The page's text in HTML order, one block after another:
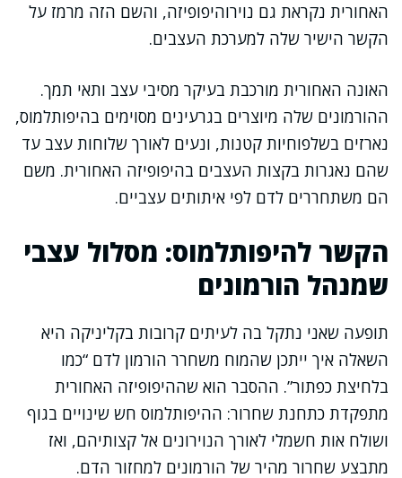
האחורית נקראת גם נוירוהיפופיזה, והשם הזה מרמז על
הקשר הישיר שלה למערכת העצבים.
האונה האחורית מורכבת בעיקר מסיבי עצב ותאי תמך.
ההורמונים שלה מיוצרים בגרעינים מסוימים בהיפותלמוס,
נארזים בשלפוחיות קטנות, ונעים לאורך שלוחות עצב עד
שהם נאגרות בקצות העצבים בהיפופיזה האחורית. משם
הם משתחררים לדם לפי איתותים עצביים.
הקשר להיפותלמוס: מסלול עצבי
שמנהל הורמונים
תופעה שאני נתקל בה לעיתים קרובות בקליניקה היא
השאלה איך ייתכן שהמוח משחרר הורמון לדם “כמו
בלחיצת כפתור”. ההסבר הוא שההיפופיזה האחורית
מתפקדת כתחנת שחרור: ההיפותלמוס חש שינויים בגוף
ושולח אות חשמלי לאורך הנוירונים אל קצותיהם, ואז
מתבצע שחרור מהיר של הורמונים למחזור הדם.